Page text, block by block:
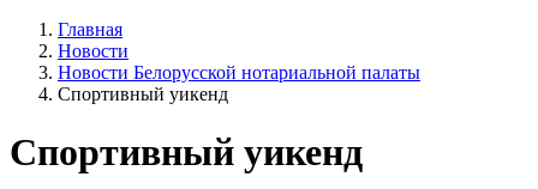
Главная
Новости
Новости Белорусской нотариальной палаты
Спортивный уикенд
Спортивный уикенд